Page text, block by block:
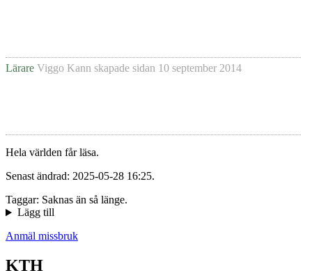
Lärare Viggo Kann skapade sidan 10 september 2014
Hela världen får läsa.
Senast ändrad: 2025-05-28 16:25.
Taggar: Saknas än så länge.
Lägg till
Anmäl missbruk
KTH